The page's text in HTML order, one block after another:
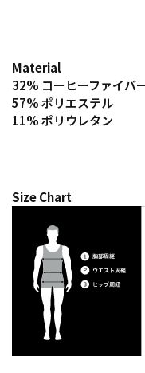
Material
32% コーヒーファイバ
57% ポリエステル
11% ポリウレタン
Size Chart